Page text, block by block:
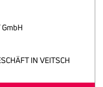
IN VEITSCH